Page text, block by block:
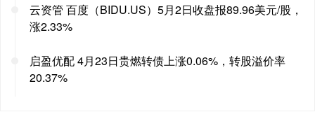
云资管 百度（BIDU.US）5月2日收盘报89.96美元/股，
涨2.33%
启盈优配 4月23日贵燃转债上涨0.06%，转股溢价率
20.37%